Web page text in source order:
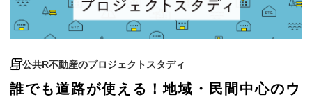
公共R不動産のプロジェクトスタディ
誰でも道路が使える！地域・民間中心のウ